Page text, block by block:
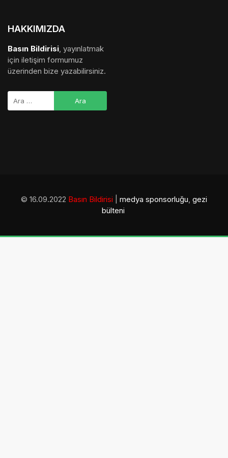
HAKKIMIZDA
Basın Bildirisi, yayınlatmak
için iletişim formumuz
üzerinden bize yazabilirsiniz.
© 16.09.2022 Basın Bildirisi medya sponsorluğu, gezi
bülteni